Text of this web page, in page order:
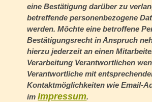
eine Bestätigung darüber zu
betreffende personenbezogene
werden. Möchte eine betroffene
Bestätigungsrecht in Anspruch
hierzu jederzeit an einen
Verarbeitung Verantwortlichen
Verantwortliche mit
Kontaktmöglichkeiten wie Email-
imImpressum.